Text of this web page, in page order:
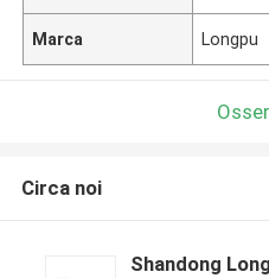
Marca Longpu
Circa noi
Shandong